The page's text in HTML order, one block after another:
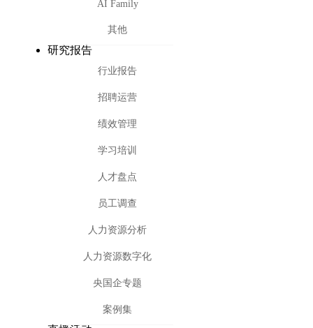
AI Family
其他
研究报告
行业报告
招聘运营
绩效管理
学习培训
人才盘点
员工调查
人力资源分析
人力资源数字化
央国企专题
案例集